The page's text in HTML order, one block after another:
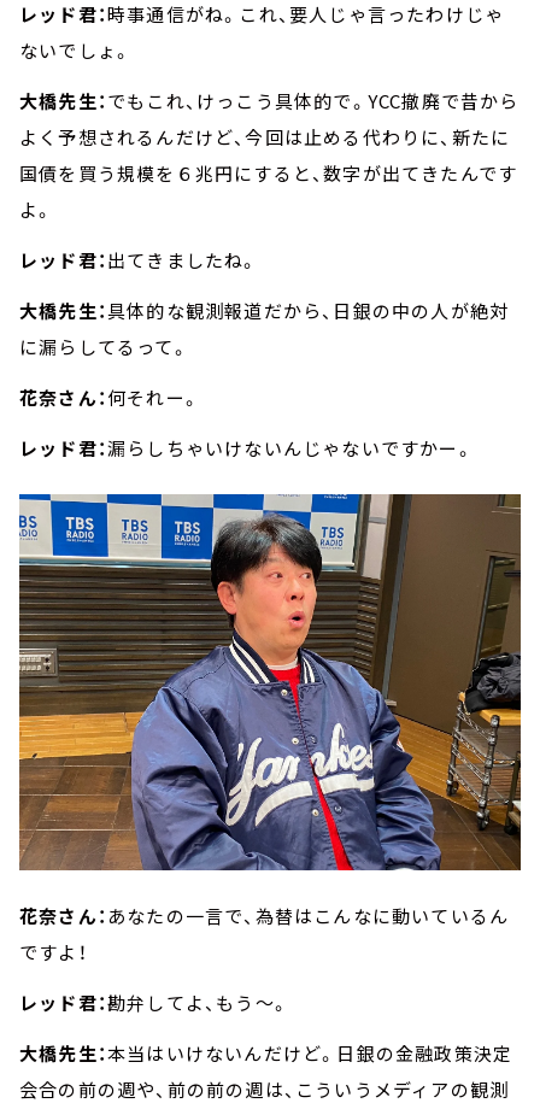
レッド君：時事通信がね。これ、要人じゃ言ったわけじゃ
ないでしょ。
大橋先生：でもこれ、けっこう具体的で。YCC撤廃で昔から
よく予想されるんだけど、今回は止める代わりに、新たに
国債を買う規模を６兆円にすると、数字が出てきたんです
よ。
レッド君：出てきましたね。
大橋先生：具体的な観測報道だから、日銀の中の人が絶対
に漏らしてるって。
花奈さん：何それー。
レッド君：漏らしちゃいけないんじゃないですかー。
花奈さん： あなたの一言で、為替はこんなに動いているん
ですよ！
レッド君：勘弁してよ、もう～。
大橋先生：本当はいけないんだけど。日銀の金融政策決定
会合の前の週や、前の前の週は、こういうメディアの観測